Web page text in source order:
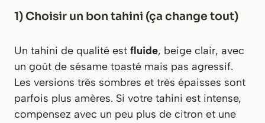
1) Choisir un bon tahini (ça change tout)
Un tahini de qualité est fluide, beige clair, avec
un goût de sésame toasté mais pas agressif.
Les versions très sombres et très épaisses sont
parfois plus amères. Si votre tahini est intense,
compensez avec un peu plus de citron et une